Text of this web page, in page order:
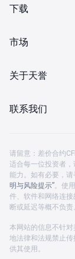
产品介绍
下载
MT4下载
市场
行情报价
金市快讯
投资月刊
关于天誉
关于我们
监管认证
公司公告
公司账户
联络我们
联系我们
中国大陆：
中国香港及海
请留意：差价合约
适合每一位投资者
能力。如有必要，
明与风险提示”。使
件、软件和网络连
断或延迟等概不负责
本网站的信息不针
地法律和法规禁止
供其使用。